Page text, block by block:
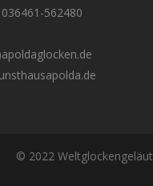
562480
© 2022 Weltglockengeläut